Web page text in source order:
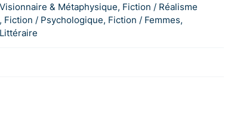
& Métaphysique, Fiction / Réalisme
Fiction / Psychologique, Fiction / Femmes,